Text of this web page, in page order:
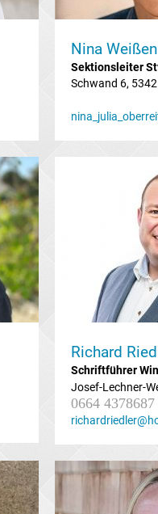
Nina
Sektionsleiter
Schwand 6,
Richard
Schriftführer
Josef-Lechner-
0664 4378687